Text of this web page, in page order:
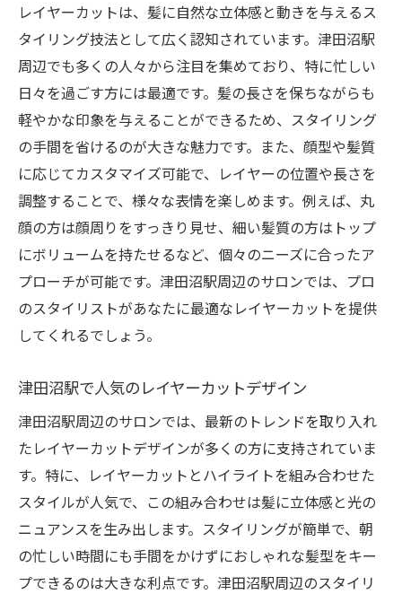
津田沼駅のサロンで学ぶスタイリングテク
ニック
忙しい朝も安心なレイヤーカットの魅力
プロがおすすめするレイヤーカットのスタ
イリング法
津田沼駅で手に入る時短スタイリングアイ
テム
スタイリングが苦手でも安心のカット技術
千葉県で見つける！津田沼駅発のレイヤーカッ
トトレンド
2023年のレイヤーカットトレンドをチェッ
ク
イン
千葉県内で注目のレイヤーカットスタイル
津田沼駅から広がるトレンドの影響
レイヤーカットの進化と未来
津田沼駅が生み出す新スタイルの魅力
立体感抜群！津田沼駅近くのレイヤーカットサ
ロン案内
レイヤーカットは、髪に自然な立体感と動きを与えるス
タイリング技法として広く認知されています。津田沼駅
周辺でも多くの人々から注目を集めており、特に忙しい
日々を過ごす方には最適です。髪の長さを保ちながらも
軽やかな印象を与えることができるため、スタイリング
の手間を省けるのが大きな魅力です。また、顔型や髪質
に応じてカスタマイズ可能で、レイヤーの位置や長さを
調整することで、様々な表情を楽しめます。例えば、丸
顔の方は顔周りをすっきり見せ、細い髪質の方はトップ
にボリュームを持たせるなど、個々のニーズに合ったア
プローチが可能です。津田沼駅周辺のサロンでは、プロ
のスタイリストがあなたに最適なレイヤーカットを提供
してくれるでしょう。
津田沼駅で人気のレイヤーカットデザイン
津田沼駅周辺のサロンでは、最新のトレンドを取り入れ
たレイヤーカットデザインが多くの方に支持されていま
す。特に、レイヤーカットとハイライトを組み合わせた
スタイルが人気で、この組み合わせは髪に立体感と光の
ニュアンスを生み出します。スタイリングが簡単で、朝
の忙しい時間にも手間をかけずにおしゃれな髪型をキー
プできるのは大きな利点です。津田沼駅周辺のスタイリ